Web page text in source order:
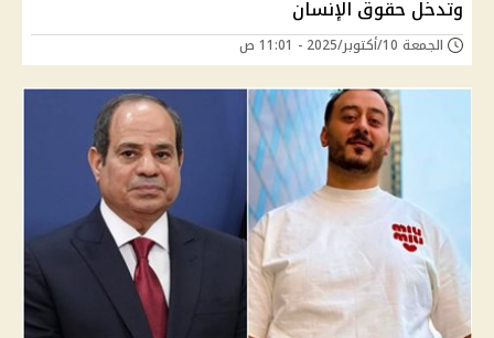
وتدخل حقوق الإنسان
الجمعة 10/أكتوبر/2025 - 11:01 ص